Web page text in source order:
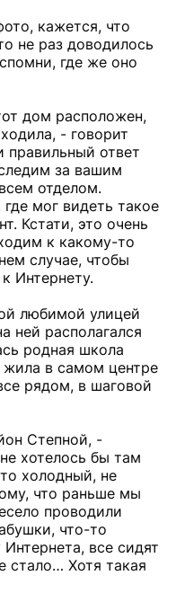
кажется, что
не раз доводилось
где же оно
дом расположен,
- говорит
правильный ответ
за вашим
отделом.
мог видеть такое
Кстати, это очень
к какому-то
случае, чтобы
Интернету.
любимой улицей
ней располагался
родная школа
в самом центре
рядом, в шаговой
Степной, -
хотелось бы там
холодный, не
что раньше мы
проводили
что-то
все сидят
стало… Хотя такая